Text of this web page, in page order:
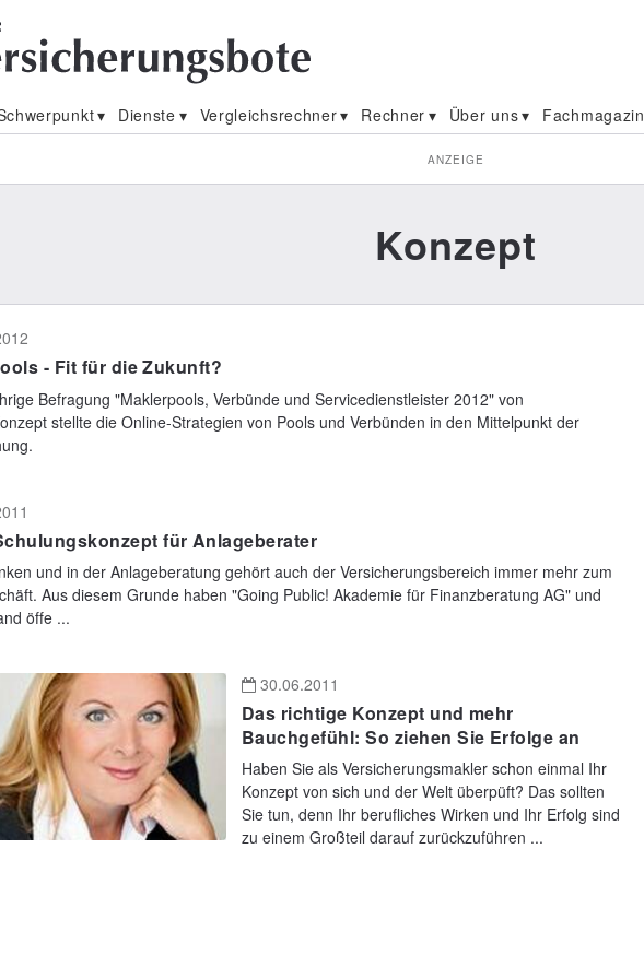
Dienste Vergleichsrechner Rechner Über uns Fachmagazin
ANZEIGE
Konzept
- Fit für die Zukunft?
Befragung "Maklerpools, Verbünde und Servicedienstleister 2012" von
stellte die Online-Strategien von Pools und Verbünden in den Mittelpunkt der
für Anlageberater
und in der Anlageberatung gehört auch der Versicherungsbereich immer mehr zum
Aus diesem Grunde haben "Going Public! Akademie für Finanzberatung AG" und
öffe ...
30.06.2011
Das richtige Konzept und mehr
Bauchgefühl: So ziehen Sie Erfolge an
Haben Sie als Versicherungsmakler schon einmal Ihr
Konzept von sich und der Welt überpüft? Das sollten
Sie tun, denn Ihr berufliches Wirken und Ihr Erfolg sind
zu einem Großteil darauf zurückzuführen ...